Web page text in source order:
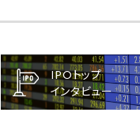
IPOトップ
インタビュー